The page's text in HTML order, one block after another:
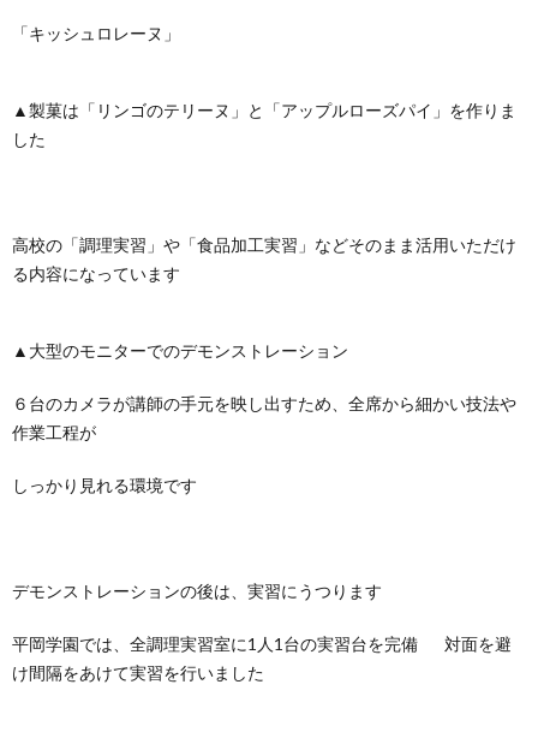
「キッシュロレーヌ」
▲製菓は「リンゴのテリーヌ」と「アップルローズパイ」を作りま
した
高校の「調理実習」や「食品加工実習」などそのまま活用いただけ
る内容になっています
▲大型のモニターでのデモンストレーション
６台のカメラが講師の手元を映し出すため、全席から細かい技法や
作業工程が
しっかり見れる環境です
デモンストレーションの後は、実習にうつります
平岡学園では、全調理実習室に1人1台の実習台を完備
対面を避
け間隔をあけて実習を行いました